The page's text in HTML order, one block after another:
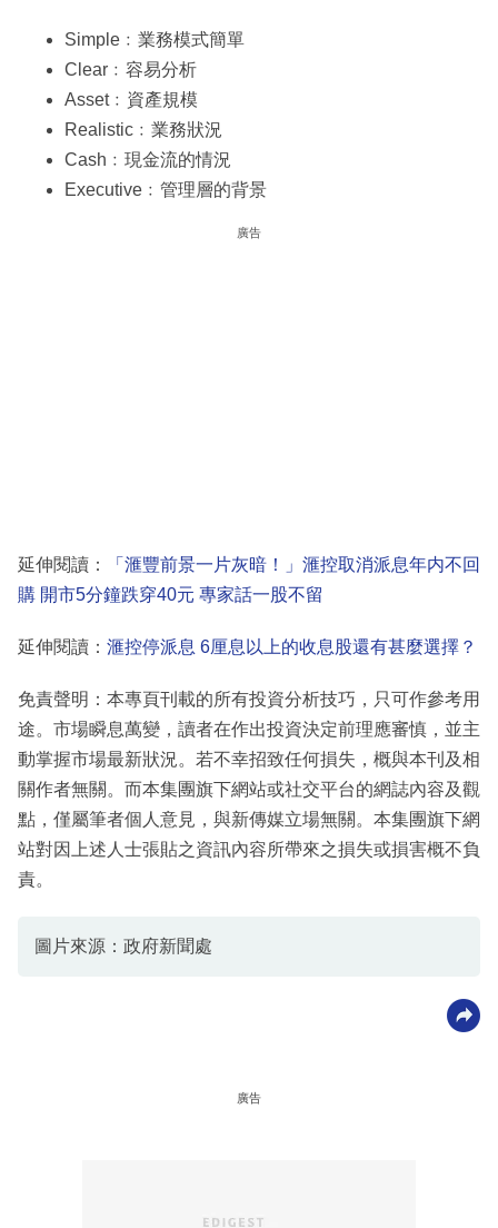
Simple﹕業務模式簡單
Clear﹕容易分析
Asset﹕資產規模
Realistic﹕業務狀況
Cash﹕現金流的情況
Executive﹕管理層的背景
廣告
延伸閱讀：
「滙豐前景一片灰暗！」滙控取消派息年内不回
購 開市5分鐘跌穿40元 專家話一股不留
延伸閱讀： 滙控停派息 6厘息以上的收息股還有甚麼選擇？
免責聲明：本專頁刊載的所有投資分析技巧，只可作參考用
途。市場瞬息萬變，讀者在作出投資決定前理應審慎，並主
動掌握市場最新狀況。若不幸招致任何損失，概與本刊及相
關作者無關。而本集團旗下網站或社交平台的網誌內容及觀
點，僅屬筆者個人意見，與新傳媒立場無關。本集團旗下網
站對因上述人士張貼之資訊內容所帶來之損失或損害概不負
責。
圖片來源：政府新聞處
廣告